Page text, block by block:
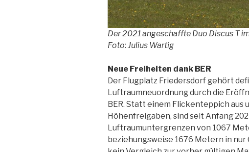
Der 2021 angeschaffte Duo Discus T
Foto: Julius Wartig
Neue Freiheiten dank BER
Der Flugplatz Friedersdorf gehört
Luftraumneuordnung durch die
BER. Statt einem Flickenteppich aus
Höhenfreigaben, sind seit Anfang
Luftraumuntergrenzen von 1067
beziehungsweise 1676 Metern in